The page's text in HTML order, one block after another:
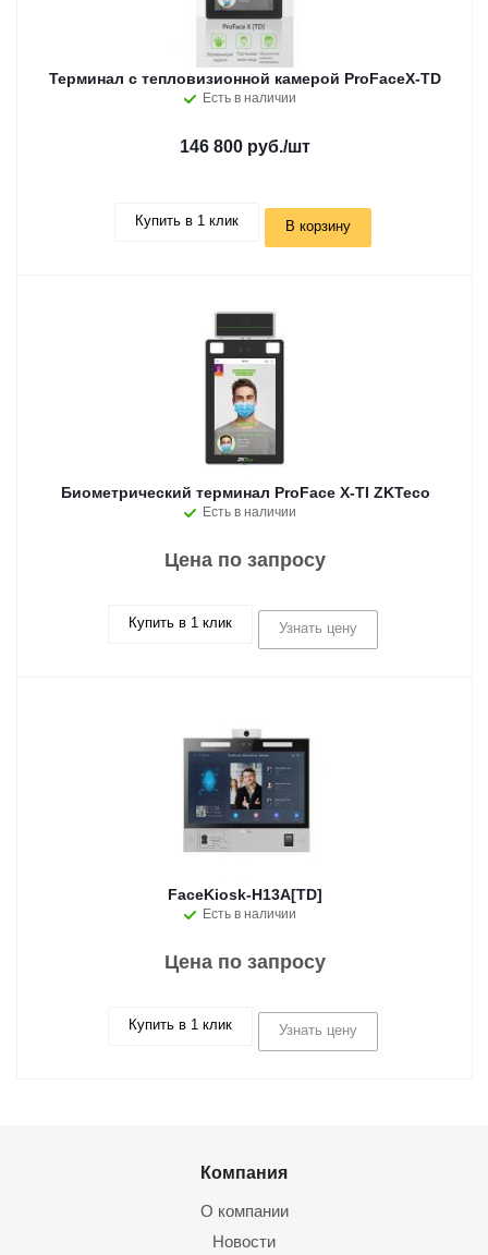
Терминал с тепловизионной камерой ProFaceX-TD
Есть в наличии
146 800 руб./шт
Купить в 1 клик В корзину
Биометрический терминал ProFace X-TI ZKTeco
Есть в наличии
Цена по запросу
Купить в 1 клик Узнать цену
FaceKiosk-H13A[TD]
Есть в наличии
Цена по запросу
Купить в 1 клик Узнать цену
Компания
О компании
Новости